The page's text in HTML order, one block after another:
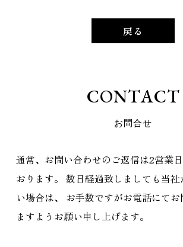
戻る
CONTACT
お問合せ
通常、お問い合わせのご返信は2営業
おります。 数日経過致しましても当
い場合は、
お手数ですがお電話にて
ますようお願い申し上げます。